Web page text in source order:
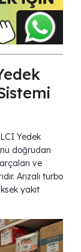
Yedek
doğrudan
ve
Arızalı turbo
yakıt